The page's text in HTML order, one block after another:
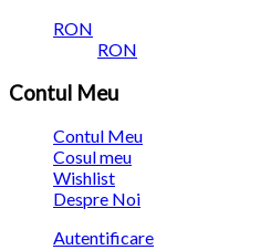
RON
RON
Contul Meu
Contul Meu
Cosul meu
Wishlist
Despre Noi
Autentificare